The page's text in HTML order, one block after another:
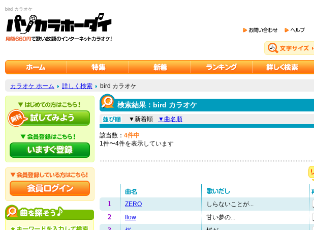
bird カラオケ
カラオケ ホーム 詳しく検索 bird カラオケ
検索結果：bird カラオケ
▼新着順 ▼曲名順
該当数： 4件中
1件〜4件を表示しています
1 ZERO しらないことが...
2 flow 甘い夢の...